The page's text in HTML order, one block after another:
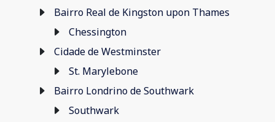
Bairro Real de Kingston upon Thames
Chessington
Cidade de Westminster
St. Marylebone
Bairro Londrino de Southwark
Southwark